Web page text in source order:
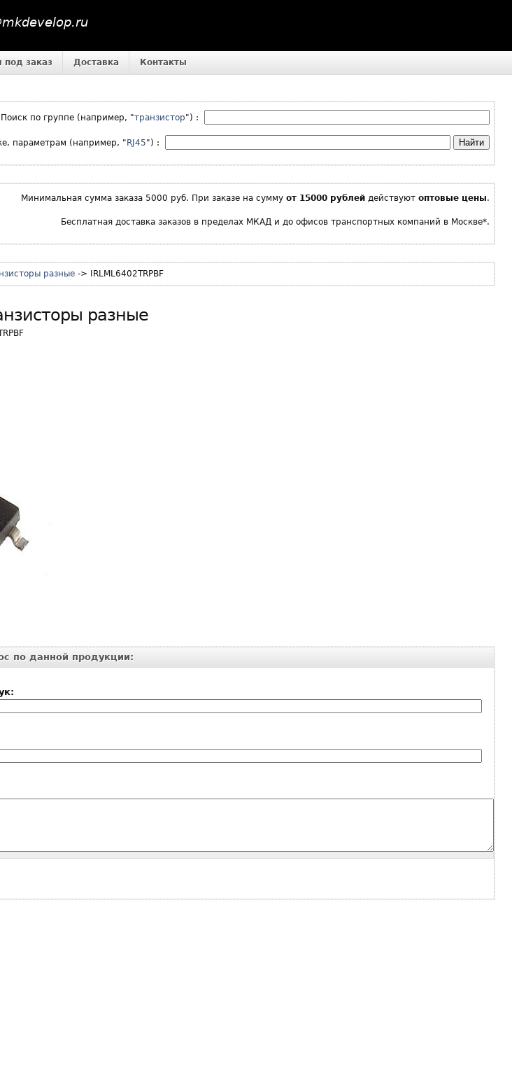
под заказ Доставка Контакты
Поиск по группе (например, "транзистор") :
параметрам (например, " RJ45") : Найти
Минимальная сумма заказа 5000 руб. При заказе на сумму от 15000 рублей действуют оптовые цены.
Бесплатная доставка заказов в пределах МКАД и до офисов транспортных компаний в Москве*.
разные -> IRLML6402TRPBF
разные
по данной продукции: